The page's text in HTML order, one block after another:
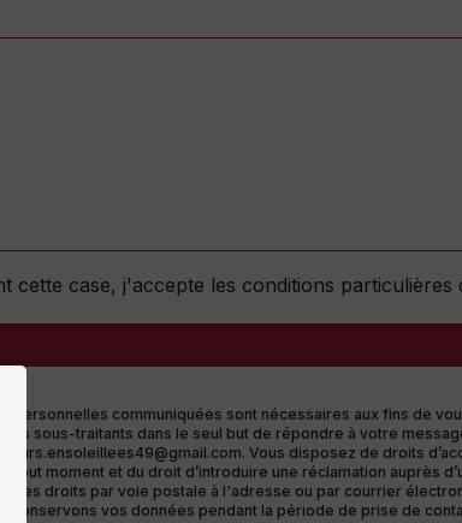
cette case, j'accepte les conditions particulières
personnelles communiquées sont nécessaires aux fins de
sous-traitants dans le seul but de répondre à votre
Vous disposez de droits
tout moment et du droit d’introduire une réclamation auprès
ces droits par voie postale à l'adresse ou par courrier
conservons vos données pendant la période de prise de